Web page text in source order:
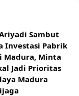
Sambut
Investasi Pabrik
Madura, Minta
Jadi Prioritas
Madura